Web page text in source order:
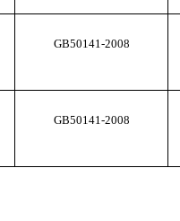
GB50141-2008
GB50141-2008